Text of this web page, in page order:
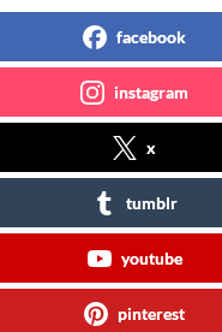
facebook
instagram
x
tumblr
youtube
pinterest